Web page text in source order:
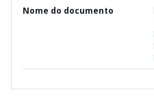
Nome do documento